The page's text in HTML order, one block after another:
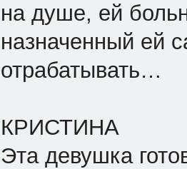
на душе, ей
назначенный ей
отрабатывать…
КРИСТИНА
Эта девушка